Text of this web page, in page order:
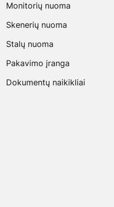
Monitorių nuoma
Skenerių nuoma
Stalų nuoma
Pakavimo įranga
Dokumentų naikikliai